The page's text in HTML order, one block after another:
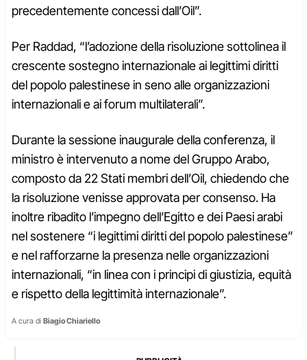
precedentemente concessi dall’Oil”.
Per Raddad, “l’adozione della risoluzione sottolinea il
crescente sostegno internazionale ai legittimi diritti
del popolo palestinese in seno alle organizzazioni
internazionali e ai forum multilaterali”.
Durante la sessione inaugurale della conferenza, il
ministro è intervenuto a nome del Gruppo Arabo,
composto da 22 Stati membri dell’Oil, chiedendo che
la risoluzione venisse approvata per consenso. Ha
inoltre ribadito l’impegno dell’Egitto e dei Paesi arabi
nel sostenere “i legittimi diritti del popolo palestinese”
e nel rafforzarne la presenza nelle organizzazioni
internazionali, “in linea con i principi di giustizia, equità
e rispetto della legittimità internazionale”.
A cura di Biagio Chiariello